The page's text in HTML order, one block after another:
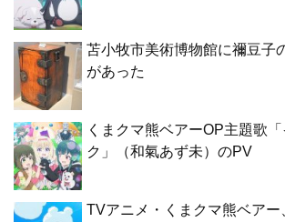
苫小牧市美術博物館に禰豆子
があった
くまクマ熊ベアーOP主題歌
ク」（和氣あず未）のPV
TVアニメ・くまクマ熊ベアー